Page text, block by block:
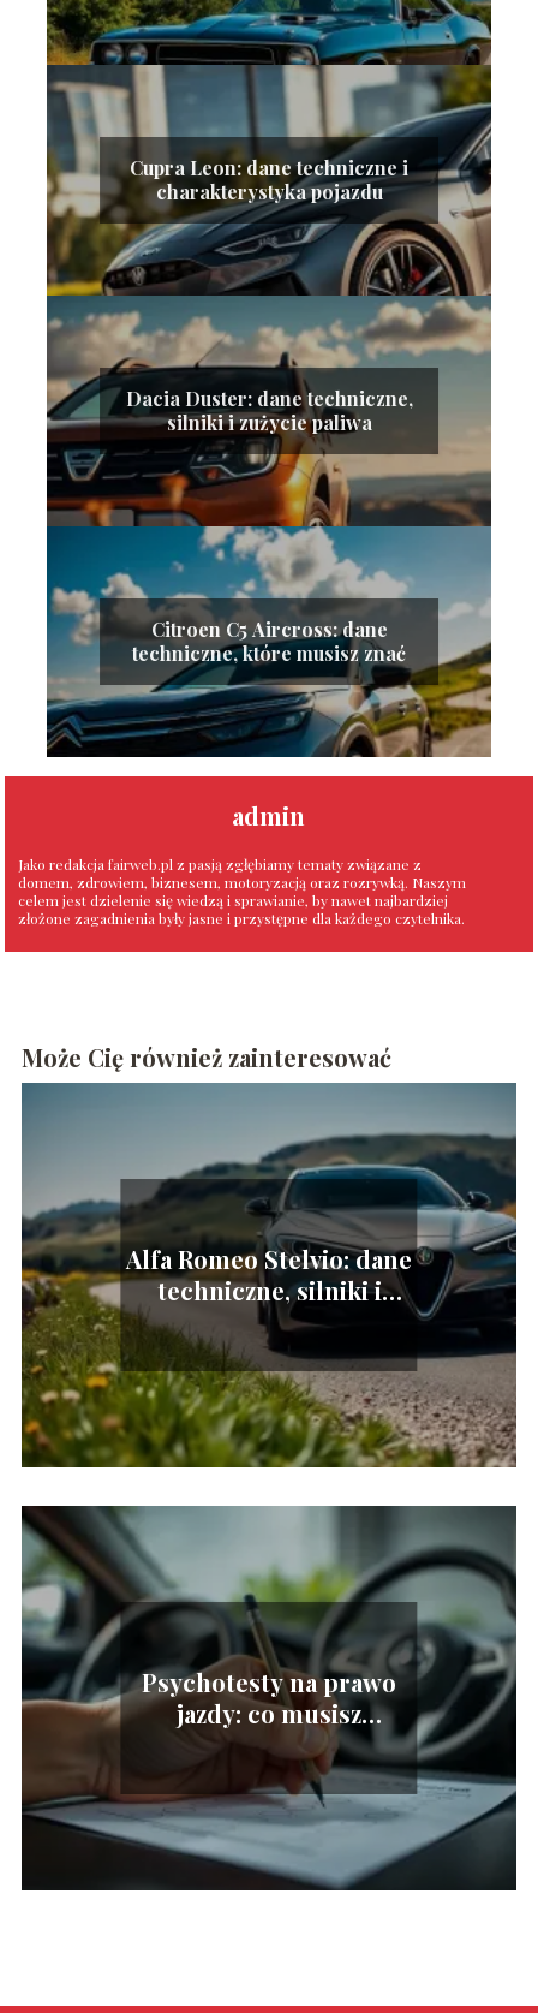
Cupra Leon: dane techniczne i
charakterystyka pojazdu
Dacia Duster: dane techniczne,
silniki i zużycie paliwa
Citroen C5 Aircross: dane
techniczne, które musisz znać
admin
Jako redakcja fairweb.pl z pasją zgłębiamy tematy związane z
domem, zdrowiem, biznesem, motoryzacją oraz rozrywką. Naszym
celem jest dzielenie się wiedzą i sprawianie, by nawet najbardziej
złożone zagadnienia były jasne i przystępne dla każdego czytelnika.
Może Cię również zainteresować
Alfa Romeo Stelvio: dane
techniczne, silniki i
wymiary pojazdu
Psychotesty na prawo
jazdy: co musisz
wiedzieć?